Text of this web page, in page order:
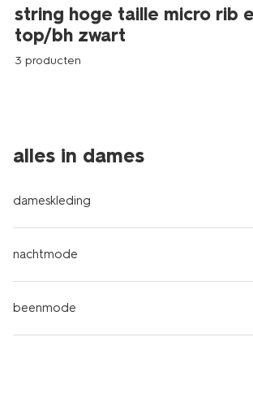
string hoge taille micro rib
top/bh zwart
3 producten
alles in dames
dameskleding
nachtmode
beenmode